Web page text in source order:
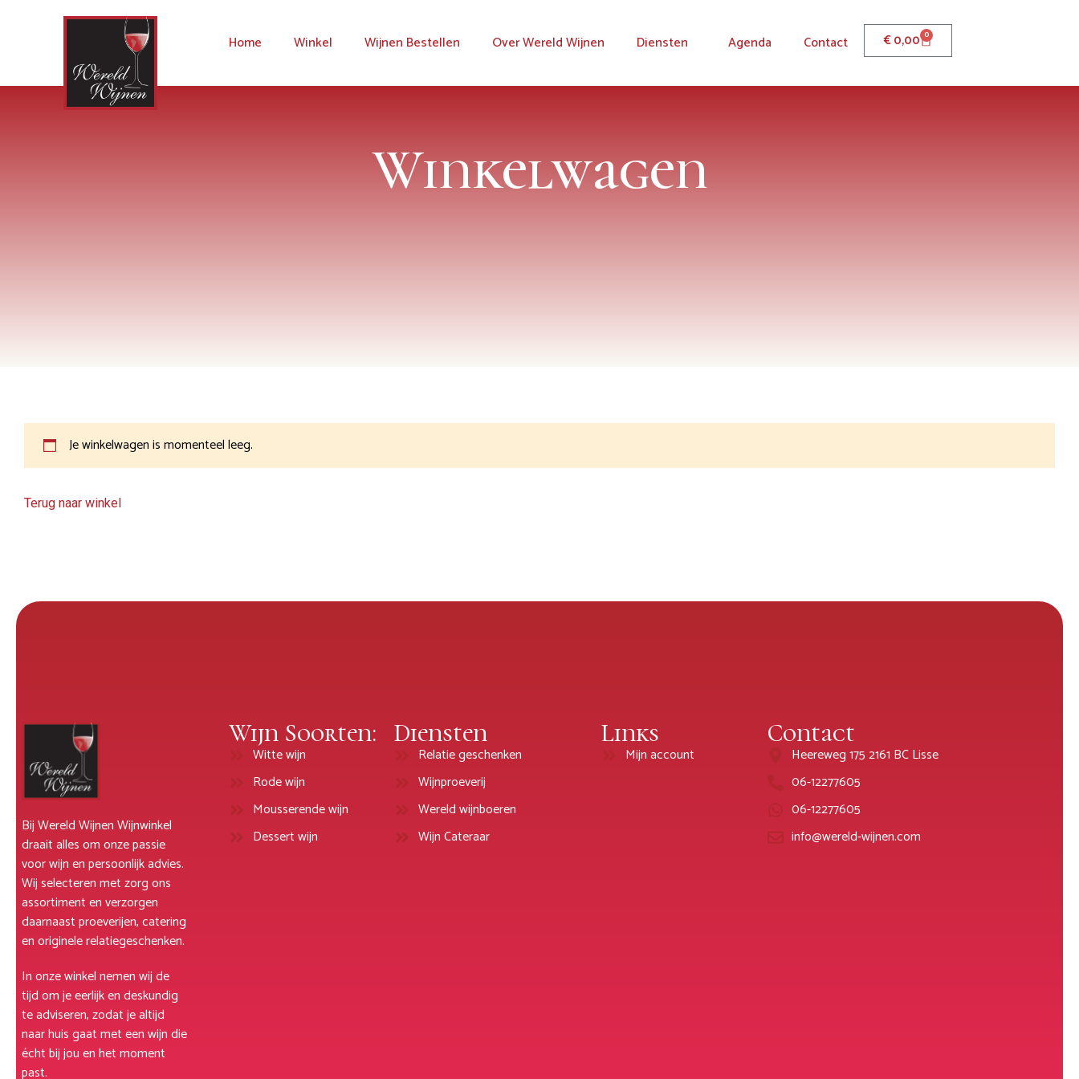
Home Winkel Wijnen Bestellen Over Wereld Wijnen Diensten Agenda Contact €0,00 0
Winkelwagen
Je winkelwagen is momenteel leeg.
Terug naar winkel
Bij Wereld Wijnen Wijnwinkel
draait alles om onze passie
voor wijn en persoonlijk advies.
Wij selecteren met zorg ons
assortiment en verzorgen
daarnaast proeverijen, catering
en originele relatiegeschenken.
In onze winkel nemen wij de
tijd om je eerlijk en deskundig
te adviseren, zodat je altijd
naar huis gaat met een wijn die
écht bij jou en het moment
past.
Wijn Soorten:
Witte wijn
Rode wijn
Mousserende wijn
Dessert wijn
Diensten
Relatie geschenken
Wijnproeverij
Wereld wijnboeren
Wijn Cateraar
Links
Mijn account
Contact
Heereweg 175 2161 BC Lisse
06-12277605
06-12277605
info@wereld-wijnen.com